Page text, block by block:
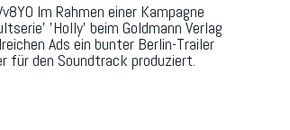
Im Rahmen einer Kampagne
'Holly' beim Goldmann Verlag
Ads ein bunter Berlin-Trailer
für den Soundtrack produziert.